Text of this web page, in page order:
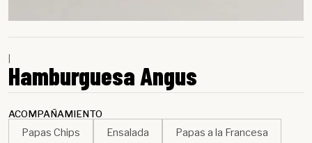
Hamburguesa Angus
ACOMPAÑAMIENTO
Papas Chips Ensalada Papas a la Francesa